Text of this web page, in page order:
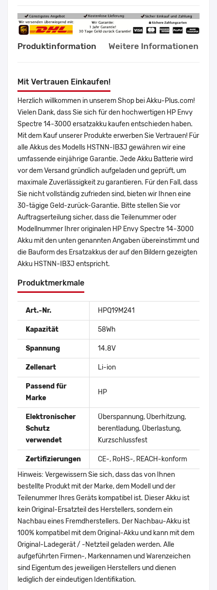
Produktinformation Weitere Informationen
Mit Vertrauen Einkaufen!
Herzlich willkommen in unserem Shop bei Akku-Plus.com!
Vielen Dank, dass Sie sich für den hochwertigen HP Envy
Spectre 14-3000 ersatzakku kaufen entschieden haben.
Mit dem Kauf unserer Produkte erwerben Sie Vertrauen! Für
alle Akkus des Modells HSTNN-IB3J gewähren wir eine
umfassende einjährige Garantie. Jede Akku Batterie wird
vor dem Versand gründlich aufgeladen und geprüft, um
maximale Zuverlässigkeit zu garantieren. Für den Fall, dass
Sie nicht vollständig zufrieden sind, bieten wir Ihnen eine
30-tägige Geld-zurück-Garantie. Bitte stellen Sie vor
Auftragserteilung sicher, dass die Teilenummer oder
Modellnummer Ihrer originalen HP Envy Spectre 14-3000
Akku mit den unten genannten Angaben übereinstimmt und
die Bauform des Ersatzakkus der auf den Bildern gezeigten
Akku HSTNN-IB3J entspricht.
Produktmerkmale
Art.-Nr. HPQ19M241
Kapazität 58Wh
Spannung 14.8V
Zellenart Li-ion
Passend für
Marke
HP
Elektronischer
Schutz
verwendet
Überspannung, Überhitzung,
berentladung, Überlastung,
Kurzschlussfest
Zertifizierungen
CE-, RoHS-, REACH-konform
Hinweis: Vergewissern Sie sich, dass das von Ihnen
bestellte Produkt mit der Marke, dem Modell und der
Teilenummer Ihres Geräts kompatibel ist. Dieser Akku ist
kein Original-Ersatzteil des Herstellers, sondern ein
Nachbau eines Fremdherstellers. Der Nachbau-Akku ist
100% kompatibel mit dem Original-Akku und kann mit dem
Original-Ladegerät / -Netzteil geladen werden. Alle
aufgeführten Firmen-, Markennamen und Warenzeichen
sind Eigentum des jeweiligen Herstellers und dienen
lediglich der eindeutigen Identifikation.